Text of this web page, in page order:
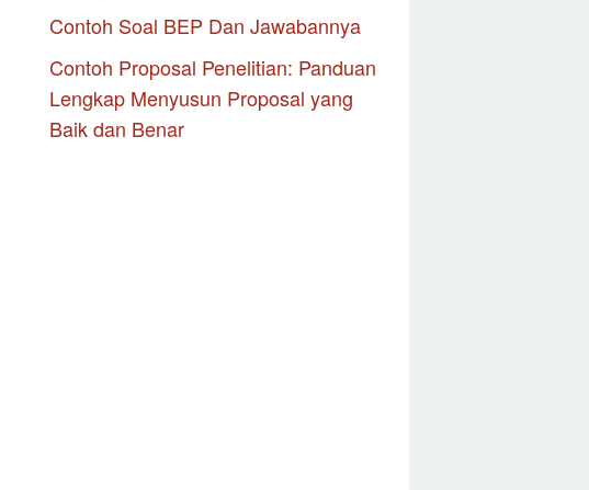
Contoh Soal BEP Dan Jawabannya
Contoh Proposal Penelitian: Panduan
Lengkap Menyusun Proposal yang
Baik dan Benar